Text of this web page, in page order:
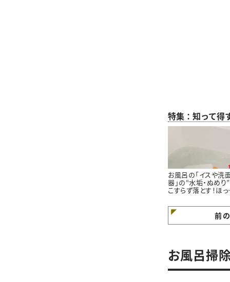
特集：知って得
お風呂の「イスや洗
器」の“水垢・ぬめり
こすらず落とす！ほ
前
お風呂掃